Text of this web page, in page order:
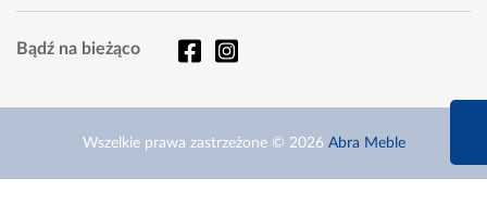
Bądź na bieżąco
Wszelkie prawa zastrzeżone © 2026 Abra Meble
Infolinia dziś od